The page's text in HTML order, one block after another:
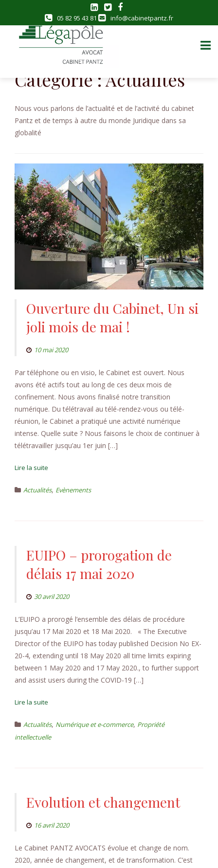
content
05 82 95 43 81 info@cabinetpantz.fr
Catégorie : Actualités
Nous vous parlons de l’actualité et de l’activité du cabinet
Pantz et de temps à autre du monde Juridique dans sa
globalité
Ouverture du Cabinet, Un si
joli mois de mai !
10 mai 2020
Par téléphone ou en visio, le Cabinet est ouvert. Nous
avons été actifs tout au long de ces deux mois de
confinement. Nous avons finalisé notre transition
numérique. Du télétravail au télé-rendez-vous ou télé-
réunion, le Cabinet a pratiqué une activité numérique
intense. Quelle suite ? Nous faisons le choix de continuer à
télétravailler jusqu’au 1er juin […]
Lire la suite
Actualités, Evènements
EUIPO – prorogation de
délais 17 mai 2020
30 avril 2020
L’EUIPO a prorogé l’ensemble des délais de procédure
jusqu’au 17 Mai 2020 et 18 Mai 2020. « The Executive
Director of the EUIPO has today published Decision No EX-
20-4, extending until 18 May 2020 all time limits expiring
between 1 May 2020 and 17 May 2020., to further support
and assist users during the COVID-19 […]
Lire la suite
Actualités, Numérique et e-commerce, Propriété
intellectuelle
Evolution et changement
16 avril 2020
Le Cabinet PANTZ AVOCATS évolue et change de nom.
2020, année de changement, et de transformation. C’est